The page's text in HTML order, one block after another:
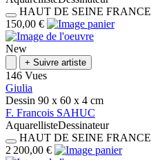
HAUT DE SEINE FRANCE
150,00 €
New
+ Suivre artiste
146 Vues
Giulia
Dessin 90 x 60 x 4 cm
F. Francois SAHUC
AquarellisteDessinateur
HAUT DE SEINE FRANCE
2 200,00 €